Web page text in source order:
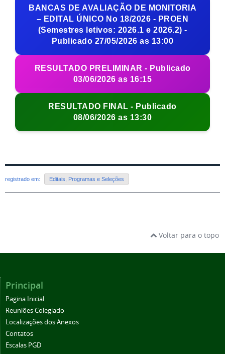
BANCAS DE AVALIAÇÃO DE MONITORIA
– EDITAL ÚNICO No 18/2026 - PROEN
(Semestres letivos: 2026.1 e 2026.2) -
Publicado 27/05/2026 as 13:00
RESULTADO PRELIMINAR - Publicado
03/06/2026 as 16:15
RESULTADO FINAL - Publicado
08/06/2026 as 13:30
registrado em: Editais, Programas e Seleções
Voltar para o topo
Principal
Pagina Inicial
Reuniões Colegiado
Localizações dos Anexos
Contatos
Escalas PGD